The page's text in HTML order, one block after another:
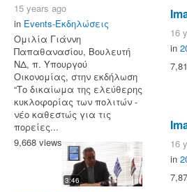
15 years ago
in Events-Εκδηλώσεις
Ομιλία Γιάννη
Παπαθανασίου, Βουλευτή
ΝΔ, π. Υπουργού
Οικονομίας, στην εκδήλωση
“Το δικαίωμα της ελεύθερης
κυκλοφορίας των πολιτών -
νέο καθεστώς για τις
πορείες...
9,668 views
3:46
16
in
16
in